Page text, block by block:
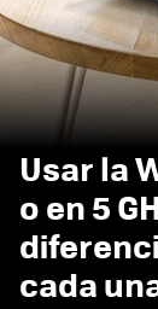
Usar la
o en 5
cada